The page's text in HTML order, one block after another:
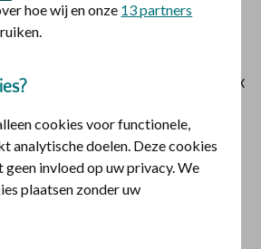
thema’s, waaronder
uitdaging is hier een onderdeel
(Power to the Mama’s) daagt je 6x
De uitdagingen komen uit het
een gezinsmoment
hoe wij en onze 13 partners
cookies voor functionele,
analytische doelen. Deze cookies
invloed op uw privacy. We
plaatsen zonder uw